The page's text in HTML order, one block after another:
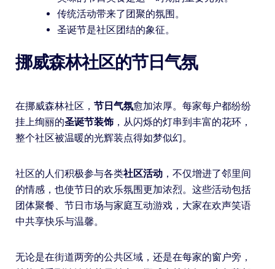
传统活动带来了团聚的氛围。
圣诞节是社区团结的象征。
挪威森林社区的节日气氛
在挪威森林社区， 节日气氛愈加浓厚。每家每户都纷纷
挂上绚丽的圣诞节装饰，从闪烁的灯串到丰富的花环，
整个社区被温暖的光辉装点得如梦似幻。
社区的人们积极参与各类社区活动，不仅增进了邻里间
的情感，也使节日的欢乐氛围更加浓烈。这些活动包括
团体聚餐、节日市场与家庭互动游戏，大家在欢声笑语
中共享快乐与温馨。
无论是在街道两旁的公共区域，还是在每家的窗户旁，